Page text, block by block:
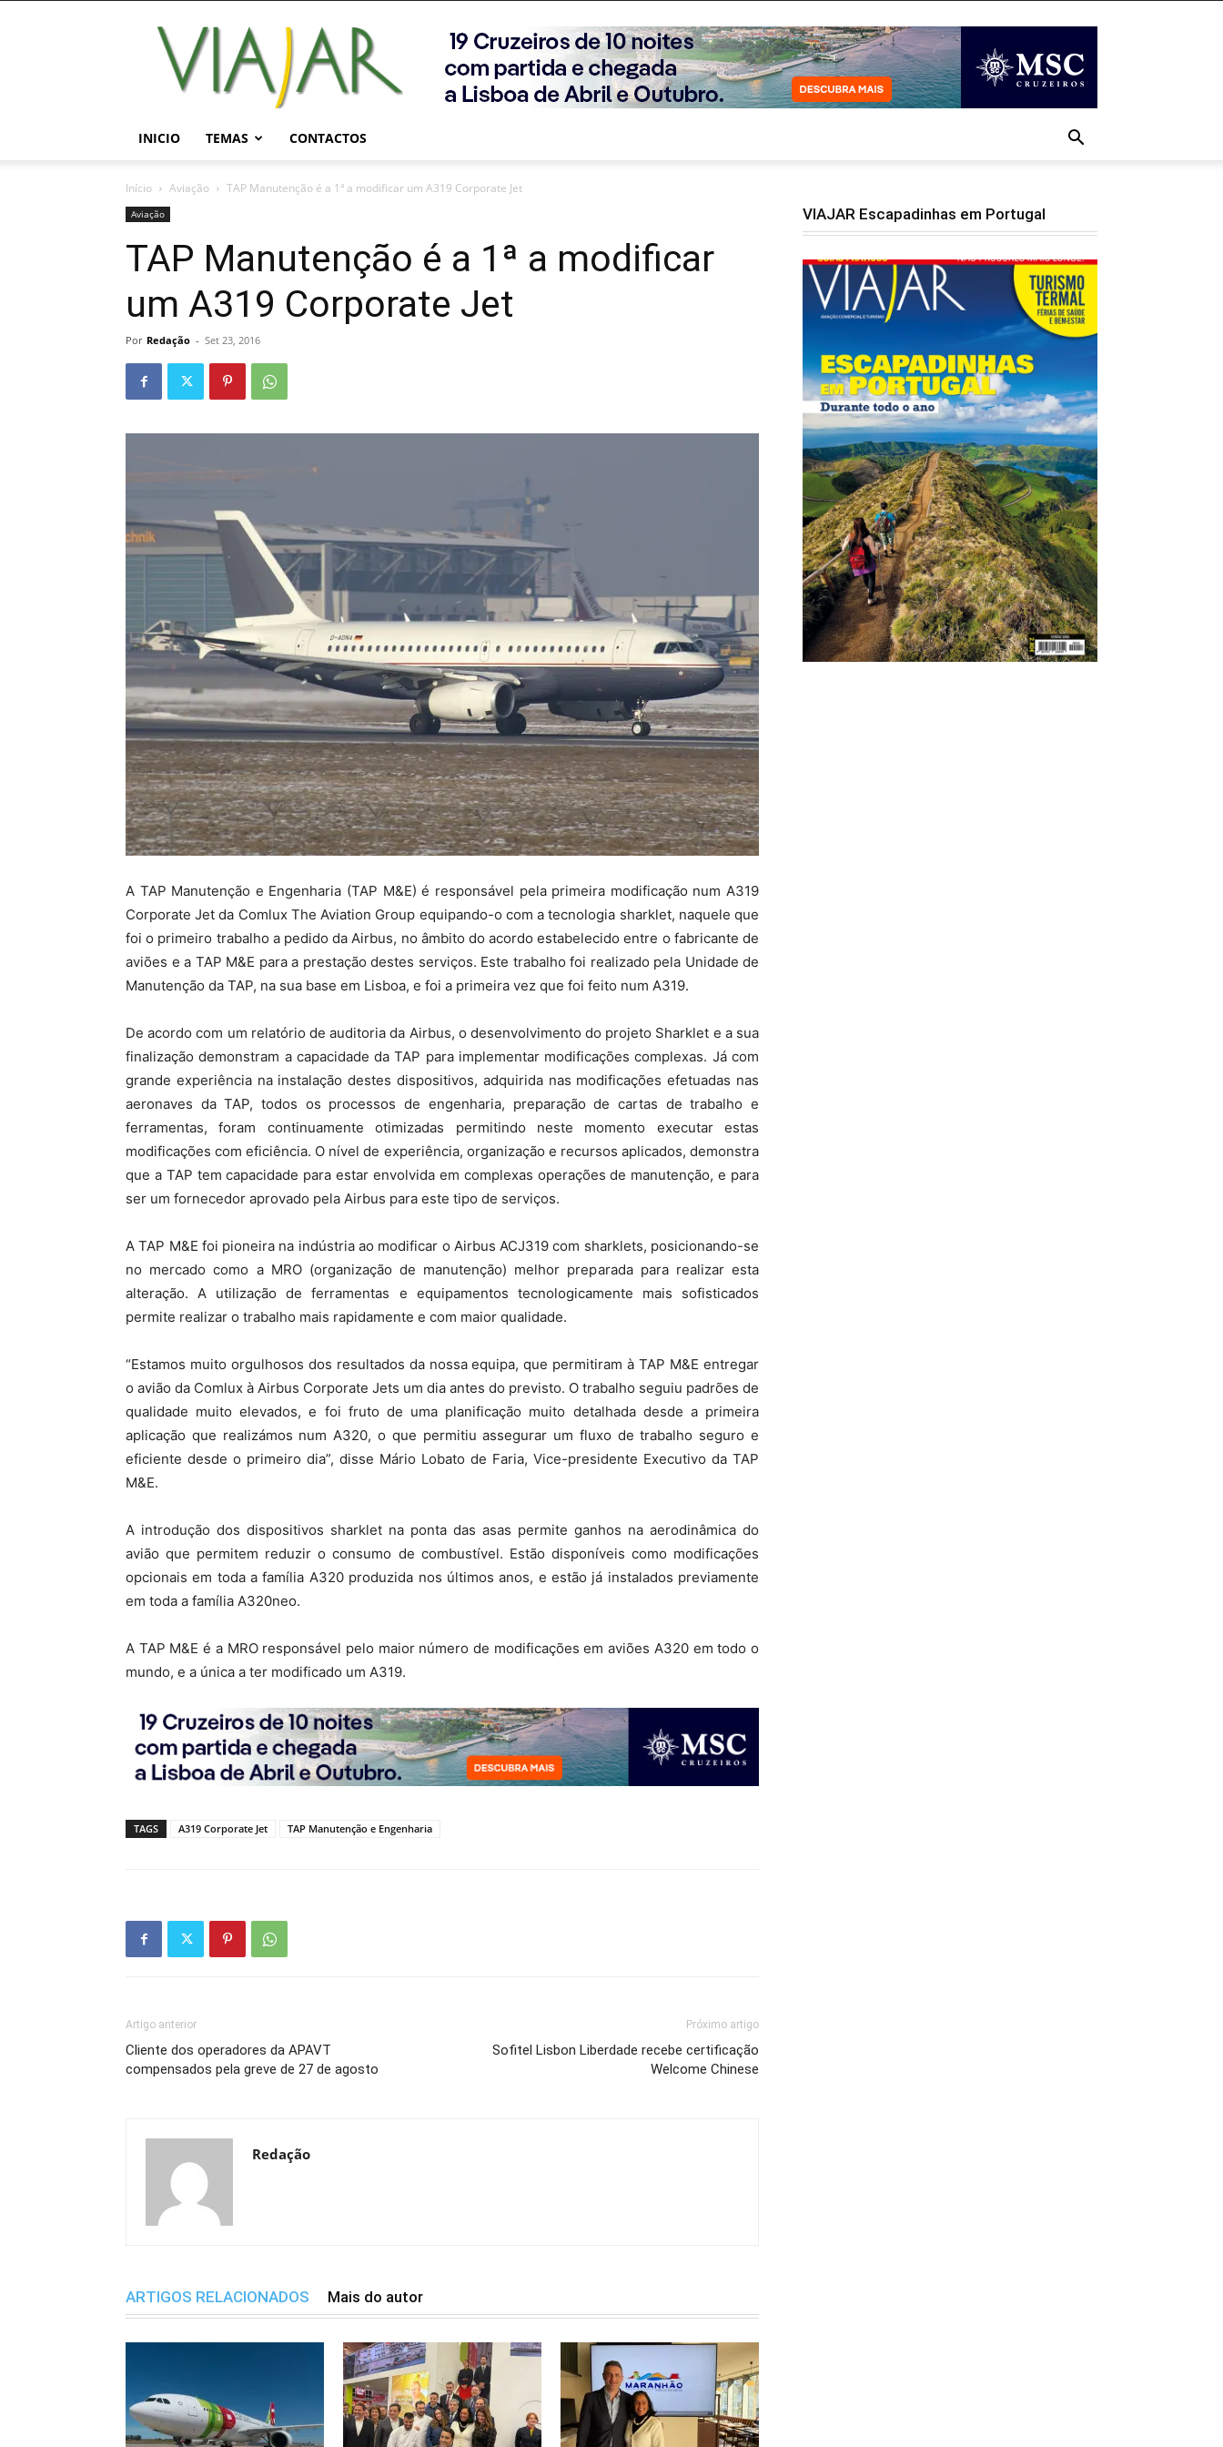
Viajar
Magazine
Online
INICIO TEMAS CONTACTOS
Início Aviação TAP Manutenção é a 1ª a modificar um A319 Corporate Jet
Aviação
TAP Manutenção é a 1ª a modificar
um A319 Corporate Jet
Por Redação - Set 23, 2016
A TAP Manutenção e Engenharia (TAP M&E) é responsável pela primeira modificação num A319
Corporate Jet da Comlux The Aviation Group equipando-o com a tecnologia sharklet, naquele que
foi o primeiro trabalho a pedido da Airbus, no âmbito do acordo estabelecido entre o fabricante de
aviões e a TAP M&E para a prestação destes serviços. Este trabalho foi realizado pela Unidade de
Manutenção da TAP, na sua base em Lisboa, e foi a primeira vez que foi feito num A319.
De acordo com um relatório de auditoria da Airbus, o desenvolvimento do projeto Sharklet e a sua
finalização demonstram a capacidade da TAP para implementar modificações complexas. Já com
grande experiência na instalação destes dispositivos, adquirida nas modificações efetuadas nas
aeronaves da TAP, todos os processos de engenharia, preparação de cartas de trabalho e
ferramentas, foram continuamente otimizadas permitindo neste momento executar estas
modificações com eficiência. O nível de experiência, organização e recursos aplicados, demonstra
que a TAP tem capacidade para estar envolvida em complexas operações de manutenção, e para
ser um fornecedor aprovado pela Airbus para este tipo de serviços.
A TAP M&E foi pioneira na indústria ao modificar o Airbus ACJ319 com sharklets, posicionando-se
no mercado como a MRO (organização de manutenção) melhor preparada para realizar esta
alteração. A utilização de ferramentas e equipamentos tecnologicamente mais sofisticados
permite realizar o trabalho mais rapidamente e com maior qualidade.
“Estamos muito orgulhosos dos resultados da nossa equipa, que permitiram à TAP M&E entregar
o avião da Comlux à Airbus Corporate Jets um dia antes do previsto. O trabalho seguiu padrões de
qualidade muito elevados, e foi fruto de uma planificação muito detalhada desde a primeira
aplicação que realizámos num A320, o que permitiu assegurar um fluxo de trabalho seguro e
eficiente desde o primeiro dia”, disse Mário Lobato de Faria, Vice-presidente Executivo da TAP
M&E.
A introdução dos dispositivos sharklet na ponta das asas permite ganhos na aerodinâmica do
avião que permitem reduzir o consumo de combustível. Estão disponíveis como modificações
opcionais em toda a família A320 produzida nos últimos anos, e estão já instalados previamente
em toda a família A320neo.
A TAP M&E é a MRO responsável pelo maior número de modificações em aviões A320 em todo o
mundo, e a única a ter modificado um A319.
TAGS A319 Corporate Jet TAP Manutenção e Engenharia
Artigo anterior
Cliente dos operadores da APAVT
compensados pela greve de 27 de agosto
Próximo artigo
Sofitel Lisbon Liberdade recebe certificação
Welcome Chinese
Redação
ARTIGOS RELACIONADOS Mais do autor
VIAJAR Escapadinhas em Portugal